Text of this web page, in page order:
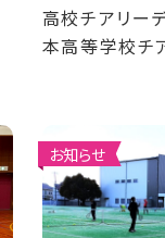
高校チアリー
本高等学校チ
お知らせ